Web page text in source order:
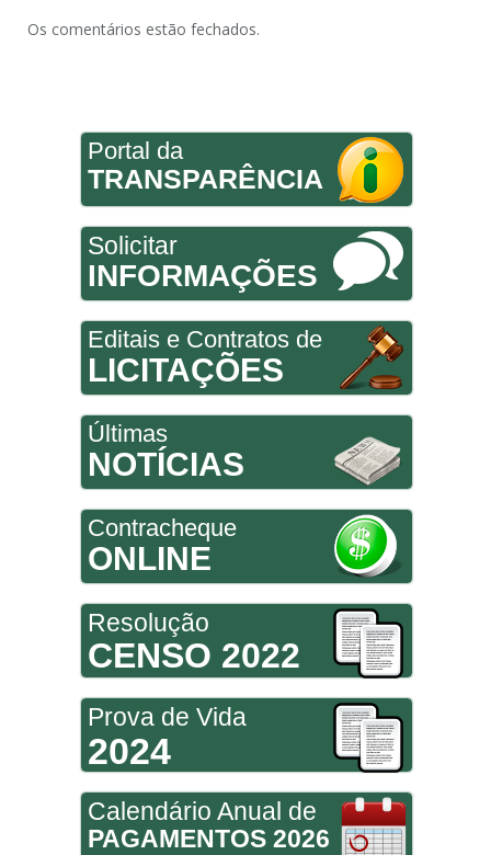
Os comentários estão fechados.
Portal da
TRANSPARÊNCIA
Solicitar
INFORMAÇÕES
Editais e Contratos de
LICITAÇÕES
Últimas
NOTÍCIAS
Contracheque
ONLINE
Resolução
CENSO 2022
Prova de Vida
2024
Calendário Anual de
PAGAMENTOS 2026